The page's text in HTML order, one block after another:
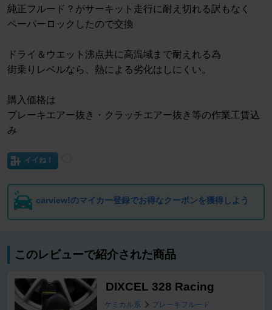
純正フルード？がサーキット走行に耐え切れる訳もなく
ペーパーロックしたので交換
ドライ＆ウエット沸点共に高温域まで耐えれる為
街乗りレベルなら、熱による劣化はしにくい。
購入価格は
ブレーキエアー抜き・クラッチエアー抜き等の作業工賃込
み
イイね！
carview!のマイカー登録でお得なクーポンを獲得しよう
このレビューで紹介された商品
DIXCEL 328 Racing
ケミカル系
ブレーキフルード